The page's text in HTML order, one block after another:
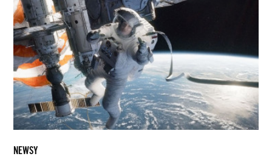
kosmos
prowadzą
do
nieodwracalnych
zmian
w
mózgu?
Wskazują
na
to
NEWSY